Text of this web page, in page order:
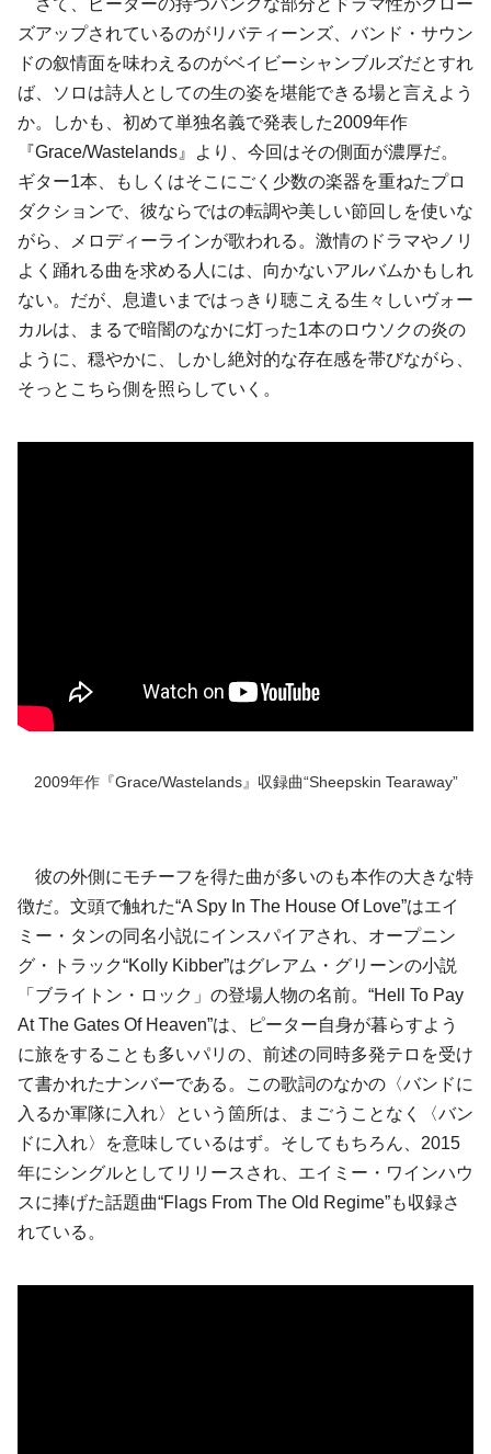
さて、ピーターの持つパンク な部分とドラマ性がクロー
ズアップされているのがリバティーンズ、バンド・サウン
ドの叙情面を味わえるのがベイビーシャンブルズだとすれ
ば、ソロは詩人としての生の姿を堪能できる場と言えよう
か。しかも、初めて単独名義で発表した2009年作
『Grace/Wastelands』より、今回はその側面が濃厚だ。
ギター1本、もしくはそこにごく少数の楽器を重ねたプロ
ダクションで、彼ならではの転調や美しい節回しを使いな
がら、メロディーラインが歌われる。激情のドラマやノリ
よく踊れる曲を求める人には、向かないアルバムかもしれ
ない。だが、息遣いまではっきり聴こえる生々しいヴォー
カルは、まるで暗闇のなかに灯った1本のロウソクの炎の
ように、穏やかに、しかし絶対的な存在感を帯びながら、
そっとこちら側を照らしていく。
2009年作『Grace/Wastelands』収録曲“Sheepskin Tearaway”
彼の外側にモチーフを得た曲が多いのも本作の大きな特
徴だ。文頭で触れた“A Spy In The House Of Love”はエイ
ミー・タンの同名小説にインスパイアされ、オープニン
グ・トラック“Kolly Kibber”はグレアム・グリーンの小説
「ブライトン・ロック」の登場人物の名前。“Hell To Pay
At The Gates Of Heaven”は、ピーター自身が暮らすよう
に旅をすることも多いパリの、前述の同時多発テロを受け
て書かれたナンバーである。この歌詞のなかの〈バンドに
入るか軍隊に入れ〉という箇所は、まごうことなく〈バン
ドに入れ〉を意味しているはず。そしてもちろん、2015
年にシングルとしてリリースされ、 エイミー・ワインハウ
スに捧げた話題曲“Flags From The Old Regime”も収録さ
れている。